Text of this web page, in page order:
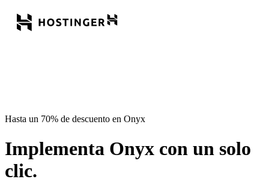
Hasta un 70% de descuento en Onyx
Implementa Onyx con un solo
clic.